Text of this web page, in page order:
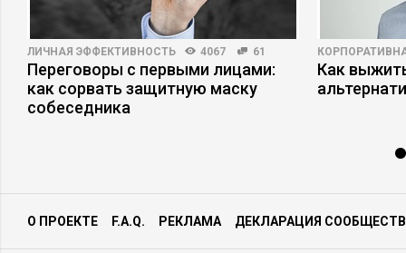
ЛИЧНАЯ ЭФФЕКТИВНОСТЬ 4067 61
Переговоры с первыми лицами:
как сорвать защитную маску
собеседника
Как
О ПРОЕКТЕ F.A.Q. РЕКЛАМА ДЕКЛАРАЦИЯ